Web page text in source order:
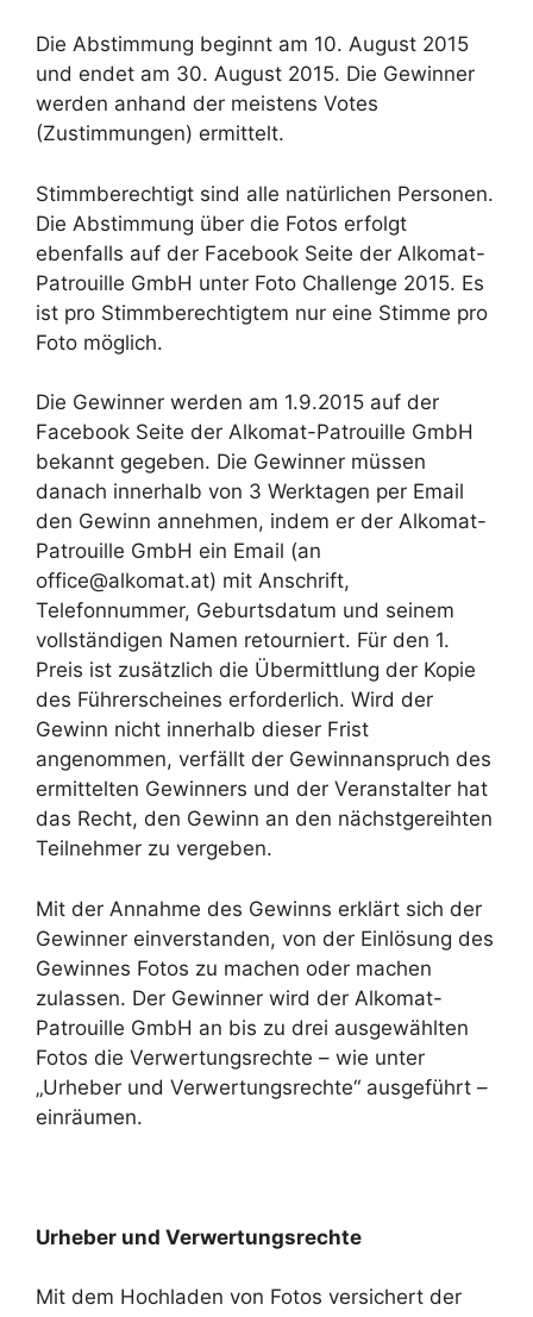
Die Abstimmung beginnt am 10. August 2015
und endet am 30. August 2015. Die Gewinner
werden anhand der meistens Votes
(Zustimmungen) ermittelt.
Stimmberechtigt sind alle natürlichen Personen.
Die Abstimmung über die Fotos erfolgt
ebenfalls auf der Facebook Seite der Alkomat-
Patrouille GmbH unter Foto Challenge 2015. Es
ist pro Stimmberechtigtem nur eine Stimme pro
Foto möglich.
Die Gewinner werden am 1.9.2015 auf der
Facebook Seite der Alkomat-Patrouille GmbH
bekannt gegeben. Die Gewinner müssen
danach innerhalb von 3 Werktagen per Email
den Gewinn annehmen, indem er der Alkomat-
Patrouille GmbH ein Email (an
office@alkomat.at) mit Anschrift,
Telefonnummer, Geburtsdatum und seinem
vollständigen Namen retourniert. Für den 1.
Preis ist zusätzlich die Übermittlung der Kopie
des Führerscheines erforderlich. Wird der
Gewinn nicht innerhalb dieser Frist
angenommen, verfällt der Gewinnanspruch des
ermittelten Gewinners und der Veranstalter hat
das Recht, den Gewinn an den nächstgereihten
Teilnehmer zu vergeben.
Mit der Annahme des Gewinns erklärt sich der
Gewinner einverstanden, von der Einlösung des
Gewinnes Fotos zu machen oder machen
zulassen. Der Gewinner wird der Alkomat-
Patrouille GmbH an bis zu drei ausgewählten
Fotos die Verwertungsrechte – wie unter
„Urheber und Verwertungsrechte“ ausgeführt –
einräumen.
Urheber und Verwertungsrechte
Mit dem Hochladen von Fotos versichert der